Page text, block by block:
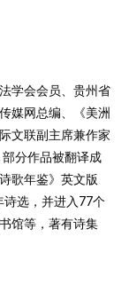
学会会员、贵州省
媒网总编、《美洲
文联副主席兼作家
分作品被翻译成
歌年鉴》英文版
选，并进入77个
馆等，著有诗集